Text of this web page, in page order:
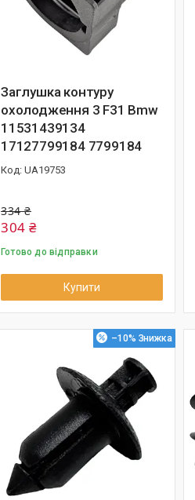
Заглушка контуру
охолодження 3 F31 Bmw
11531439134
17127799184 7799184
UA19753
334 ₴
304 ₴
Готово до відправки
Купити
–10%